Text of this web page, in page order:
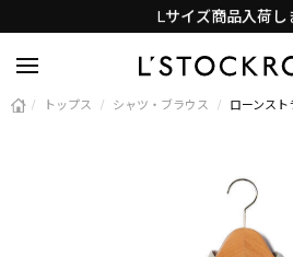
Lサイズ商品入荷し
/ トップス / シャツ・ブラウス / ローンスト